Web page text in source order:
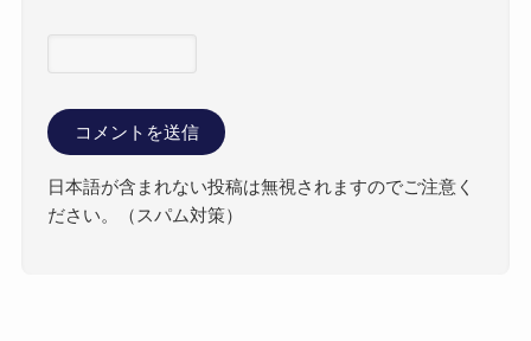
日本語が含まれない投稿は無視されますのでご注意く
ださい。（スパム対策）